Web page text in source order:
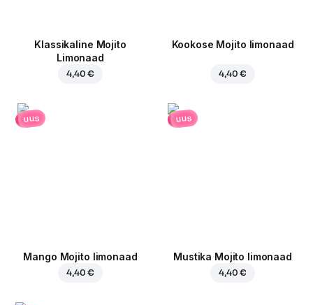
Klassikaline Mojito
Limonaad
4,40 €
Kookose Mojito limonaad
4,40 €
uus
Mango Mojito limonaad
4,40 €
uus
Mustika Mojito limonaad
4,40 €